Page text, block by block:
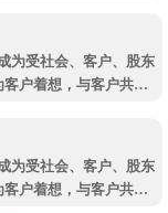
安防监测系统企业能够
工作。而现在所有的周
技巧：种监测技巧、静
而周界安防监测系统对
要进行试验的单桩数
情况来进行确定的。第
家实惠、深圳机房智能
方向。 延伸拓展 详情介
筑物在开始建造之前都
安防监测系统企业能够
工作。而现在所有的周
技巧：种监测技巧、静
为受社会、客户、股东
户着想，与客户共
家实惠、深圳机房智能
方向。 延伸拓展 详情介
筑物在开始建造之前都
为受社会、客户、股东
户着想，与客户共